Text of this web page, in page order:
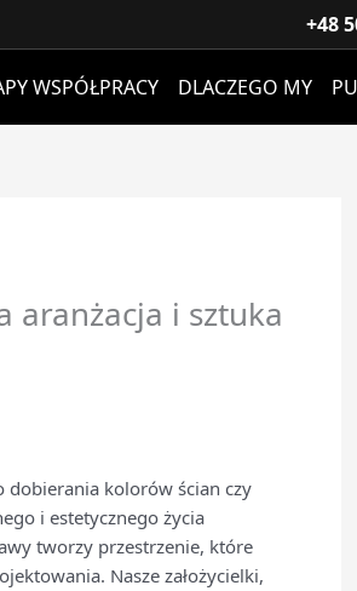
+48
WSPÓŁPRACY DLACZEGO MY
aranżacja i sztuka
dobierania kolorów ścian czy
i estetycznego życia
tworzy przestrzenie, które
Nasze założycielki,